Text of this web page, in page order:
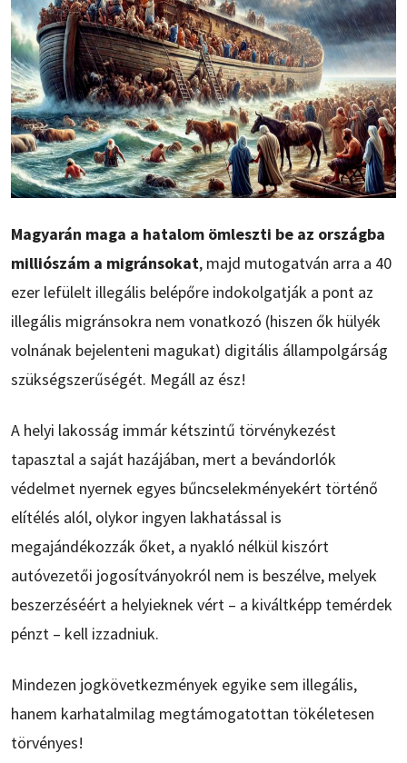
Magyarán maga a hatalom ömleszti be az országba
milliószám a migránsokat, majd mutogatván arra a 40
ezer lefülelt illegális belépőre indokolgatják a pont az
illegális migránsokra nem vonatkozó (hiszen ők hülyék
volnának bejelenteni magukat) digitális állampolgárság
szükségszerűségét. Megáll az ész!
A helyi lakosság immár kétszintű törvénykezést
tapasztal a saját hazájában, mert a bevándorlók
védelmet nyernek egyes bűncselekményekért történő
elítélés alól, olykor ingyen lakhatással is
megajándékozzák őket, a nyakló nélkül kiszórt
autóvezetői jogosítványokról nem is beszélve, melyek
beszerzéséért a helyieknek vért – a kiváltképp temérdek
pénzt – kell izzadniuk.
Mindezen jogkövetkezmények egyike sem illegális,
hanem karhatalmilag megtámogatottan tökéletesen
törvényes!